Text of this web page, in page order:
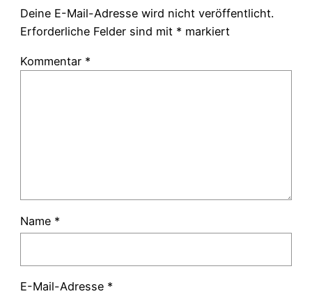
Deine E-Mail-Adresse wird nicht veröffentlicht.
Erforderliche Felder sind mit * markiert
Kommentar *
Name *
E-Mail-Adresse *